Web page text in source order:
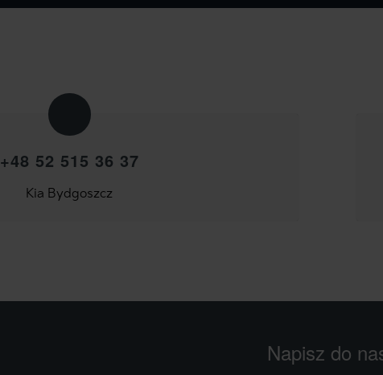
+48 52 515 36 37
Kia Bydgoszcz
Napisz do